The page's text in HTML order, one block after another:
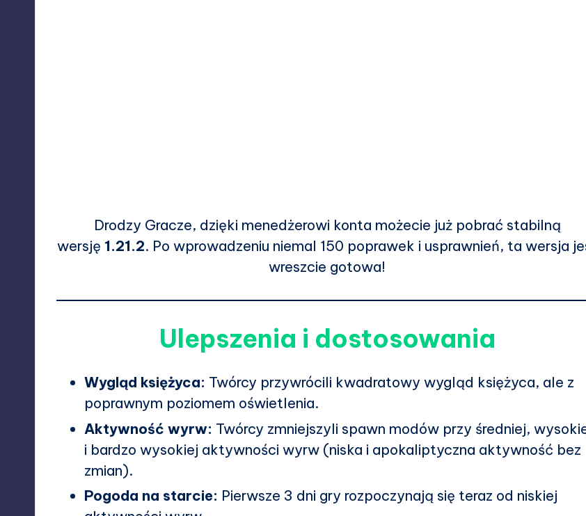
Drodzy Gracze, dzięki menedżerowi konta możecie już pobrać stabilną
wersję 1.21.2. Po wprowadzeniu niemal 150 poprawek i usprawnień, ta wersja
wreszcie gotowa!
Ulepszenia i dostosowania
Wygląd księżyca: Twórcy przywrócili kwadratowy wygląd księżyca, ale z
poprawnym poziomem oświetlenia.
Aktywność wyrw: Twórcy zmniejszyli spawn modów przy średniej,
i bardzo wysokiej aktywności wyrw (niska i apokaliptyczna aktywność bez
zmian).
Pogoda na starcie: Pierwsze 3 dni gry rozpoczynają się teraz od niskiej